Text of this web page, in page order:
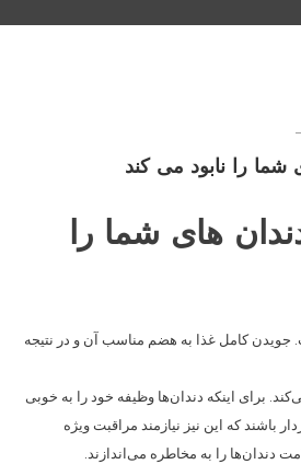
دندان های شما را
کامل غذا به هضم مناسب آن و در نتیجه
برای اینکه دندان‌ها وظیفه خود را به خوبی
باشند که این نیز نیازمند مراقبت ویژه
دندان‌ها را به مخاطره می‌اندازند.